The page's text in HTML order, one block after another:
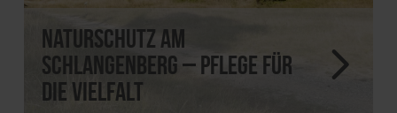
Naturschutz am
Schlangenberg – Pflege für
die Vielfalt